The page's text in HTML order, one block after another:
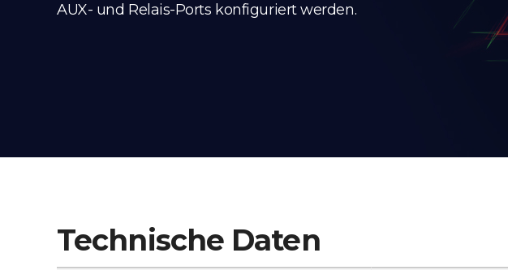
AUX- und Relais-Ports konfiguriert werden.
Technische Daten